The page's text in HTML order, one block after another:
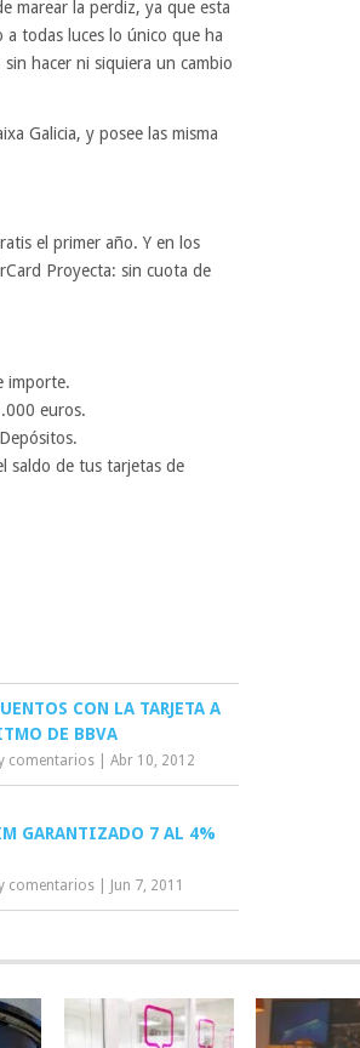
marear la perdiz, ya que esta
todas luces lo único que ha
sin hacer ni siquiera un cambio
Galicia, y posee las misma
el primer año. Y en los
Proyecta: sin cuota de
importe.
euros.
saldo de tus tarjetas de
CON LA TARJETA A
DE BBVA
comentarios |Abr 10, 2012
GARANTIZADO 7 AL 4%
comentarios Jun 7, 2011